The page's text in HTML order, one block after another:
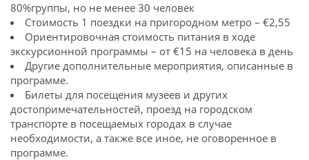
80%группы, но не менее 30 человек
Стоимость 1 поездки на пригородном метро – €2,55
Ориентировочная стоимость питания в ходе
экскурсионной программы – от €15 на человека в день
Другие дополнительные мероприятия, описанные в
программе.
Билеты для посещения музеев и других
достопримечательностей, проезд на городском
транспорте в посещаемых городах в случае
необходимости, а также все иное, не оговоренное в
программе.